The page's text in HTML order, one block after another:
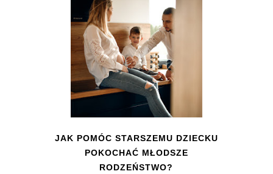
JAK POMÓC STARSZEMU DZIECKU
POKOCHAĆ MŁODSZE
RODZEŃSTWO?